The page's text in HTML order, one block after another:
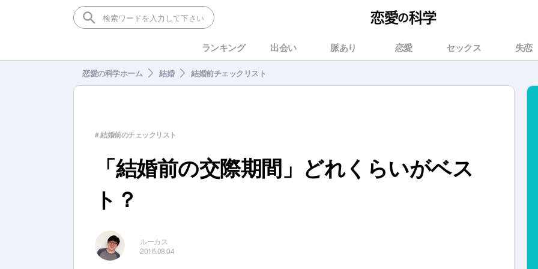
ランキング 出会い 脈あり 恋愛 セックス 失恋
恋愛の科学ホーム 結婚 結婚前チェックリスト
# 結婚前のチェックリスト
「結婚前の交際期間」どれくらいがベス
ト？
ルーカス
2016.08.04